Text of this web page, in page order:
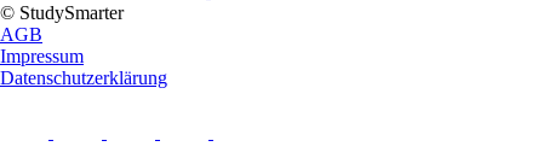
© StudySmarter
AGB
Impressum
Datenschutzerklärung